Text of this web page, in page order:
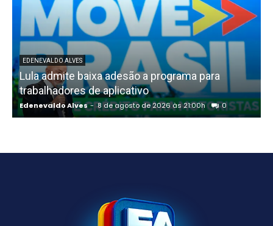
EDENEVALDO ALVES
Lula admite baixa adesão a programa para
trabalhadores de aplicativo
Edenevaldo Alves - 8 de agosto de 2026 às 21:00h 0